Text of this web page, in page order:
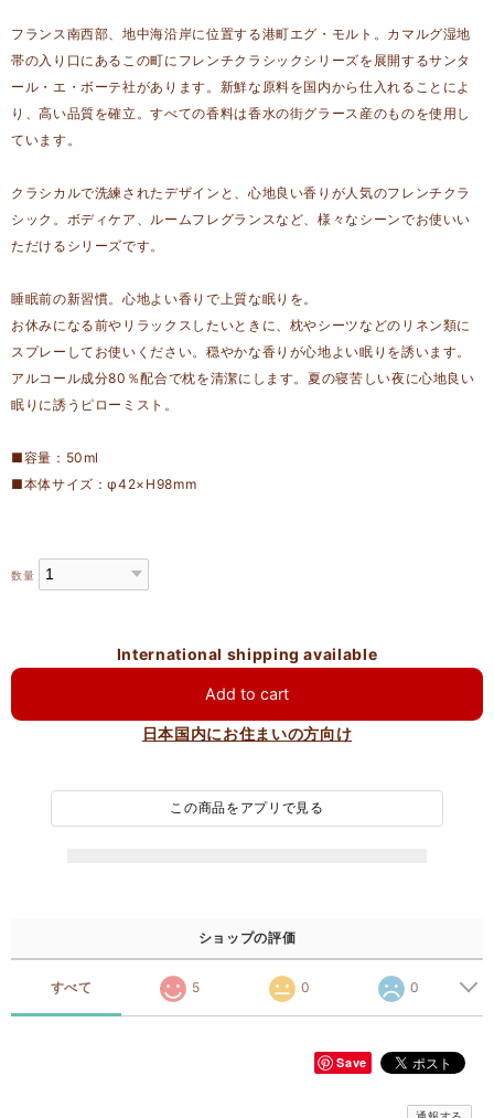
フランス南西部、地中海沿岸に位置する港町エグ・モルト。カマルグ湿地
帯の入り口にあるこの町にフレンチクラシックシリーズを展開するサンタ
ール・エ・ボーテ社があります。新鮮な原料を国内から仕入れることによ
り、高い品質を確立。すべての香料は香水の街グラース産のものを使用し
ています。
クラシカルで洗練されたデザインと、心地良い香りが人気のフレンチクラ
シック。ボディケア、ルームフレグランスなど、様々なシーンでお使いい
ただけるシリーズです。
睡眠前の新習慣。心地よい香りで上質な眠りを。
お休みになる前やリラックスしたいときに、枕やシーツなどのリネン類に
スプレーしてお使いください。穏やかな香りが心地よい眠りを誘います。
アルコール成分80％配合で枕を清潔にします。夏の寝苦しい夜に心地良い
眠りに誘うピローミスト。
■容量：50ml
■本体サイズ：φ42×H98mm
数量
International shipping available
Add to cart
日本国内にお住まいの方向け
この商品をアプリで見る
ショップの評価
すべて 5 0 0
Save